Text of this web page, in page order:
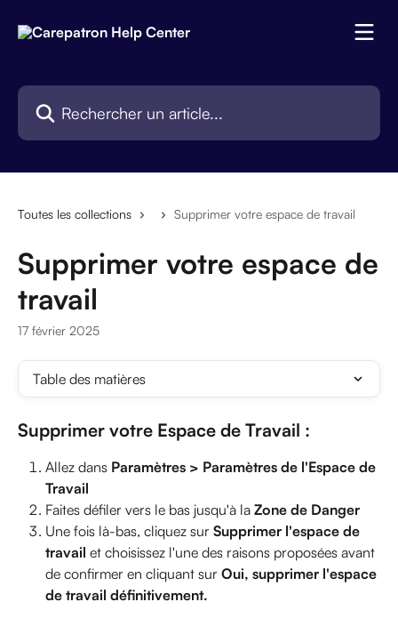
Rechercher un article...
Toutes les collections Supprimer votre espace de travail
Supprimer votre espace de
travail
17 février 2025
Table des matières
Supprimer votre Espace de Travail :
Allez dans Paramètres > Paramètres de l'Espace de
Travail
Faites défiler vers le bas jusqu'à la Zone de Danger
Une fois là-bas, cliquez sur Supprimer l'espace de
travail et choisissez l'une des raisons proposées avant
de confirmer en cliquant sur Oui, supprimer l'espace
de travail définitivement.